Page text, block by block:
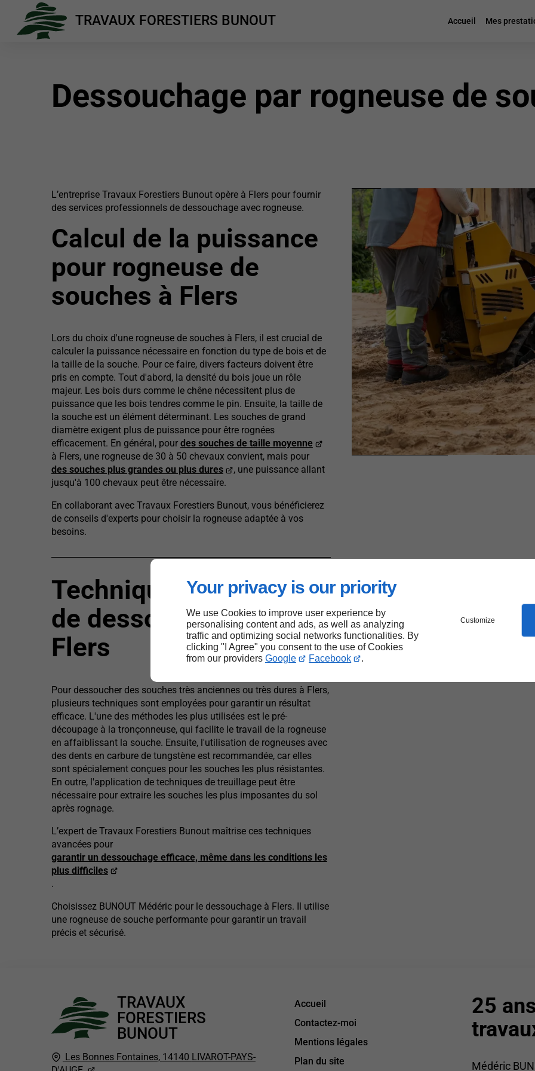
Your privacy is our priority
We use Cookies to improve user experience by
personalising content and ads, as well as analyzing
traffic and optimizing social networks functionalities. By
clicking "I Agree" you consent to the use of Cookies
from our providers Google Facebook .
Customize
TRAVAUX FORESTIERS BUNOUT Accueil Mes
Dessouchage par rogneuse de
L’entreprise Travaux Forestiers Bunout opère à Flers pour fournir
des services professionnels de dessouchage avec rogneuse.
Calcul de la puissance
pour rogneuse de
souches à Flers
Lors du choix d'une rogneuse de souches à Flers, il est crucial de
calculer la puissance nécessaire en fonction du type de bois et de
la taille de la souche. Pour ce faire, divers facteurs doivent être
pris en compte. Tout d'abord, la densité du bois joue un rôle
majeur. Les bois durs comme le chêne nécessitent plus de
puissance que les bois tendres comme le pin. Ensuite, la taille de
la souche est un élément déterminant. Les souches de grand
diamètre exigent plus de puissance pour être rognées
efficacement. En général, pour des souches de taille moyenne
à Flers, une rogneuse de 30 à 50 chevaux convient, mais pour
des souches plus grandes ou plus dures
, une puissance allant
jusqu'à 100 chevaux peut être nécessaire.
En collaborant avec Travaux Forestiers Bunout, vous bénéficierez
de conseils d'experts pour choisir la rogneuse adaptée à vos
besoins.
Techniques efficaces
de dessouchage à
Flers
Pour dessoucher des souches très anciennes ou très dures à Flers,
plusieurs techniques sont employées pour garantir un résultat
efficace. L'une des méthodes les plus utilisées est le pré-
découpage à la tronçonneuse, qui facilite le travail de la rogneuse
en affaiblissant la souche. Ensuite, l'utilisation de rogneuses avec
des dents en carbure de tungstène est recommandée, car elles
sont spécialement conçues pour les souches les plus résistantes.
En outre, l'application de techniques de treuillage peut être
nécessaire pour extraire les souches les plus imposantes du sol
après rognage.
L’expert de Travaux Forestiers Bunout maîtrise ces techniques
avancées pour
garantir un dessouchage efficace, même dans les conditions les
plus difficiles
.
Choisissez BUNOUT Médéric pour le dessouchage à Flers. Il utilise
une rogneuse de souche performante pour garantir un travail
précis et sécurisé.
TRAVAUX
FORESTIERS
BUNOUT
Les Bonnes Fontaines, 14140 LIVAROT-PAYS-
Accueil
Contactez-moi
Mentions légales
Plan du site
25
Médéric